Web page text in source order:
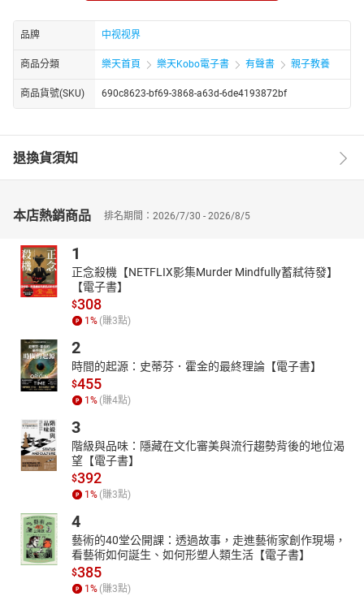
主播简介：
知名主播，有声作品《灵魂摆渡人：重口味心理咨询实录》《女心
理咨询师的日记》
品牌 中视视界
商品分類 樂天首頁 樂天Kobo電子書 有聲書 親子教養
商品貨號(SKU) 690c8623-bf69-3868-a63d-6de4193872bf
退換貨須知
本店熱銷商品 排名期間：2026/7/30 - 2026/8/5
1
正念殺機【NETFLIX影集Murder Mindfully蓄弒待發】
【電子書】
$308
1 % (賺3點)
2
時間的起源：史蒂芬．霍金的最終理論【電子書】
$455
1 % (賺4點)
3
階級與品味：隱藏在文化審美與流行趨勢背後的地位渴
望【電子書】
$392
1 % (賺3點)
4
藝術的40堂公開課：透過故事，走進藝術家創作現場，
看藝術如何誕生、如何形塑人類生活【電子書】
$385
1 % (賺3點)